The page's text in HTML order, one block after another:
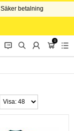
Säker betalning
󰂱 󰂨 󰃳
0
󰃦 󰃖